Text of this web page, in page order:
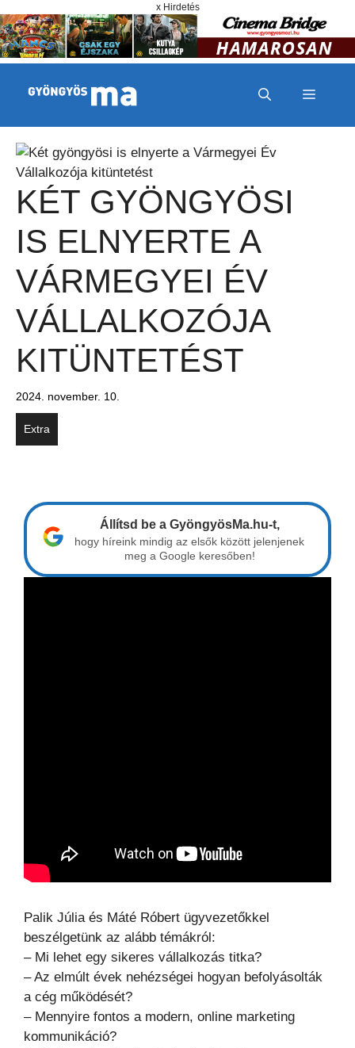
x Hirdetés
MENÜ
KÉT GYÖNGYÖSI
IS ELNYERTE A
VÁRMEGYEI ÉV
VÁLLALKOZÓJA
KITÜNTETÉST
2024. november. 10.
Extra
Állítsd be a GyöngyösMa.hu-t,
hogy híreink mindig az elsők között jelenjenek
meg a Google keresőben!
Palik Júlia és Máté Róbert ügyvezetőkkel
beszélgetünk az alább témákról:
– Mi lehet egy sikeres vállalkozás titka?
– Az elmúlt évek nehézségei hogyan befolyásolták
a cég működését?
– Mennyire fontos a modern, online marketing
kommunikáció?